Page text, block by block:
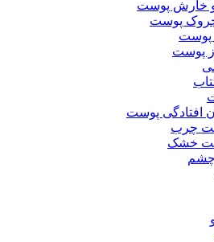
و خارش پوست
پوست
پوست
پوست
افتادگی پوست
چرب
خشک